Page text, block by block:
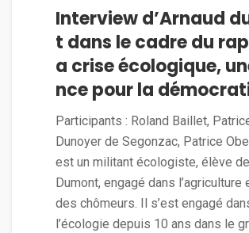
Interview d’Arnaud
t dans le cadre du
a crise écologique,
nce pour la
Participants : Roland Baillet,
Dunoyer de Segonzac, Patrice
est un militant écologiste, élève
Dumont, engagé dans l’agriculture
des chômeurs. Il s’est engagé
l’écologie depuis 10 ans dans le